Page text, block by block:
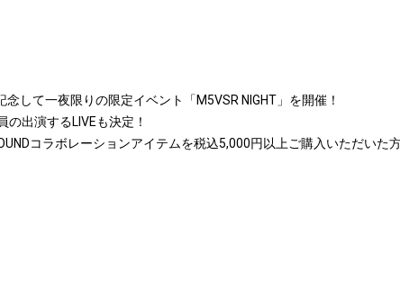
して一夜限りの限定イベント「M5VSR NIGHT」を開催！
の出演するLIVEも決定！
コラボレーションアイテムを税込5,000円以上ご購入いただい